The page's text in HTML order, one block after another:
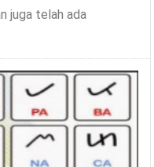
juga telah ada